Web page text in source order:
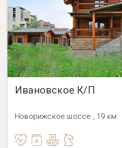
Ивановское К/П
Новорижское шоссе , 19 км